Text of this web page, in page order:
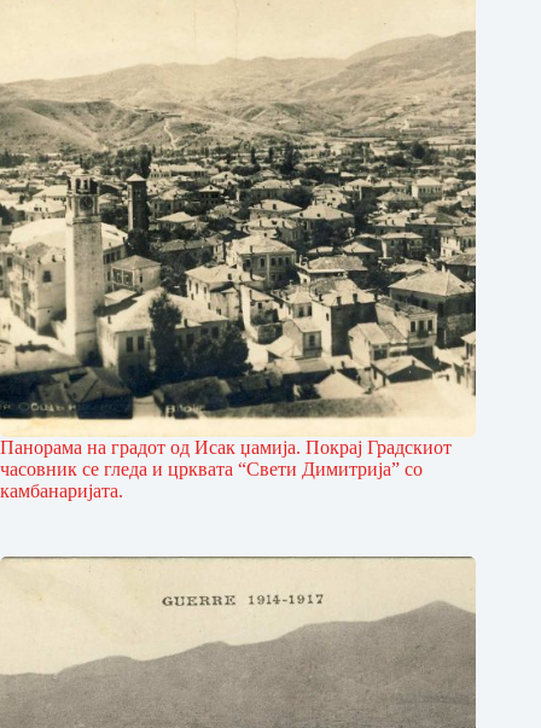
Панорама на градот од Исак џамија. Покрај Градскиот
часовник се гледа и црквата “Свети Димитрија” со
камба­наријата.